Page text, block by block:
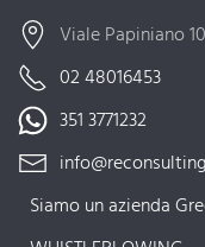
Viale Papiniano
02 48016453
351 3771232
Siamo un azienda